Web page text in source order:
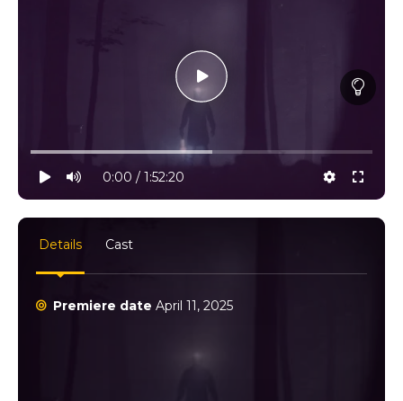
10% progress
play
volume
0:00 / 1:52:20 settings
Details Cast
Premiere date April 11, 2025